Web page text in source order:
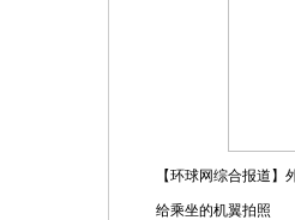
【环球网综合报道】外
给乘坐的机翼拍照